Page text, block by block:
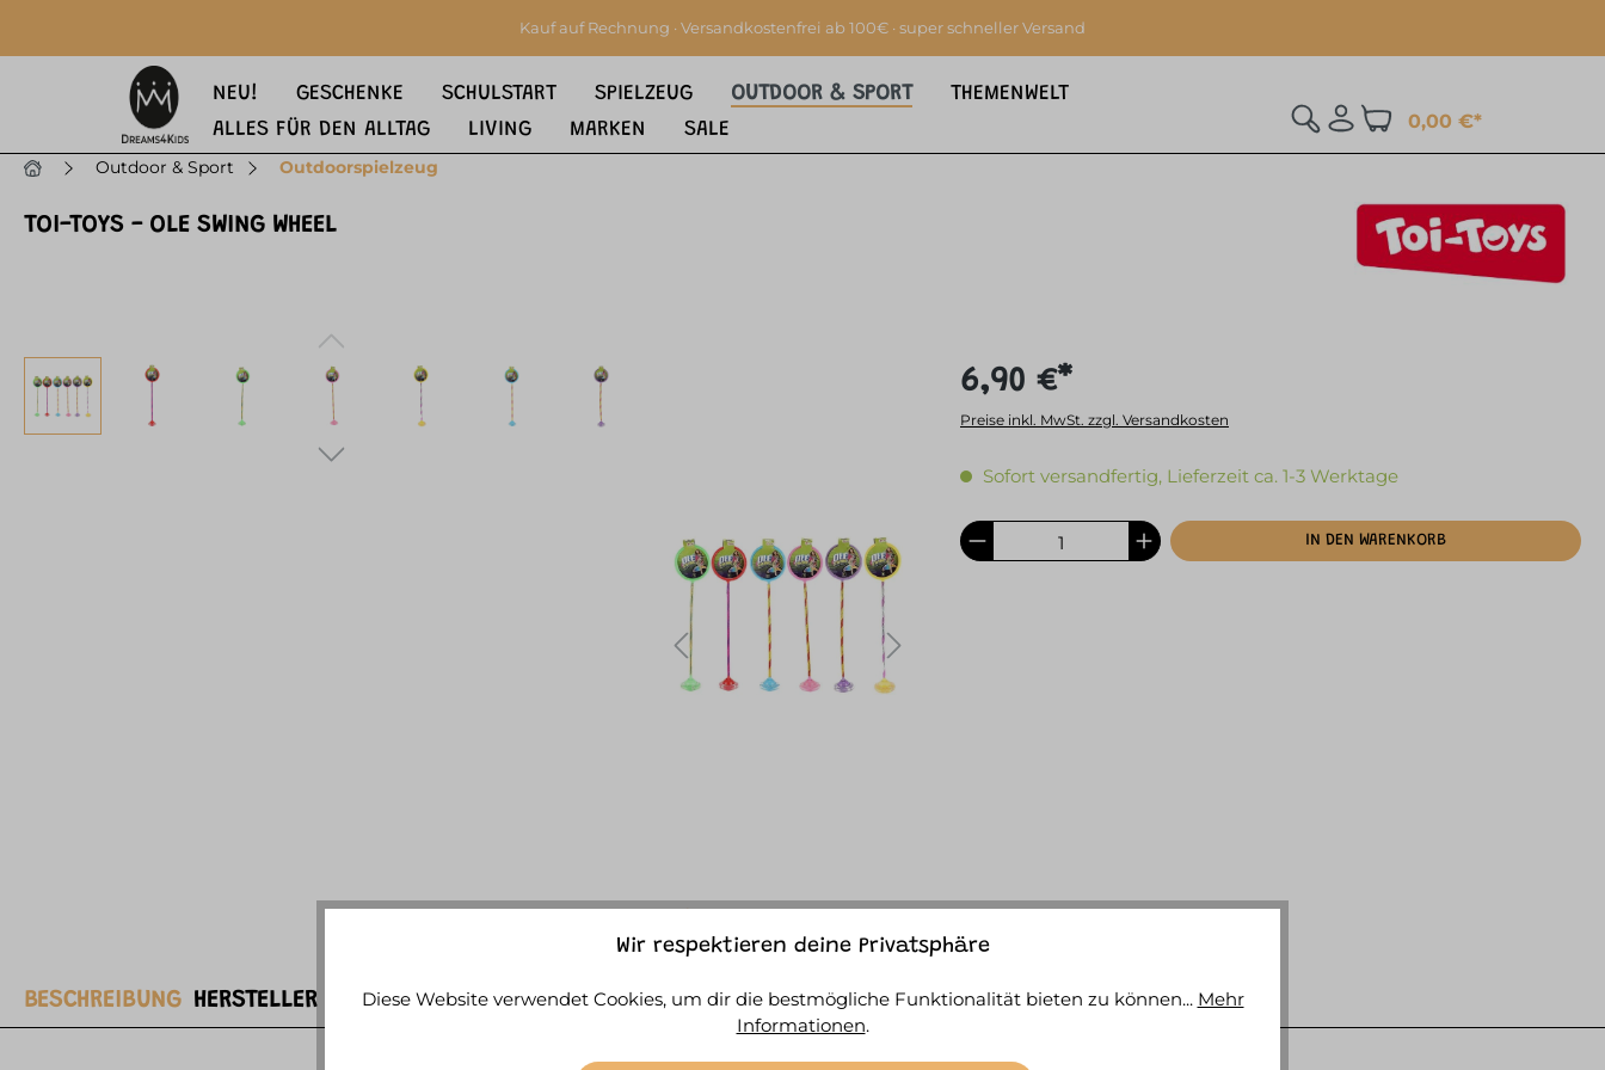
Kauf auf Rechnung · Versandkostenfrei ab 100€ · super schneller Versand
NEU! GESCHENKE SCHULSTART SPIELZEUG OUTDOOR & SPORT
THEMENWELT
ALLES FÜR DEN ALLTAG
LIVING MARKEN SALE 0,00 €*
Outdoor & Sport Outdoorspielzeug
TOI-TOYS - OLE SWING WHEEL
Bildergalerie überspringen 6,90 €*
Preise inkl. MwSt. zzgl. Versandkosten
Sofort versandfertig, Lieferzeit ca. 1-3 Werktage
IN DEN WARENKORB
BESCHREIBUNG HERSTELLER WEITERE ARTIKELINFOS
Wir respektieren deine Privatsphäre
Diese Website verwendet Cookies, um dir die bestmögliche Funktionalität bieten zu können... Mehr
Informationen.